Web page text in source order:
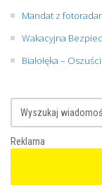
Mandat z
Wakacyjna
Białołęka –
Reklama